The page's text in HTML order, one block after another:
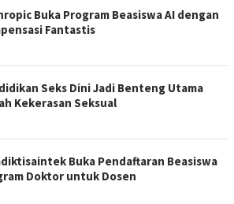
Buka Program Beasiswa AI dengan
Fantastis
Seks Dini Jadi Benteng Utama
Kekerasan Seksual
Buka Pendaftaran Beasiswa
Doktor untuk Dosen